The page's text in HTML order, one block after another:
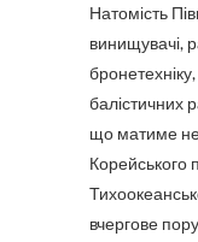
Натомість
винищувачі,
балістичних
що матиме
Корейського
вчергове